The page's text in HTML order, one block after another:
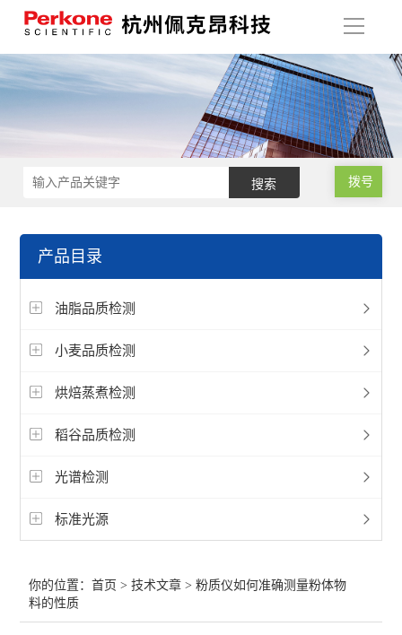
导
拨号
产品目录
油脂品质检测
小麦品质检测
烘焙蒸煮检测
稻谷品质检测
光谱检测
标准光源
你的位置：首页 >技术文章 > 粉质仪如何准确测量粉体物
料的性质